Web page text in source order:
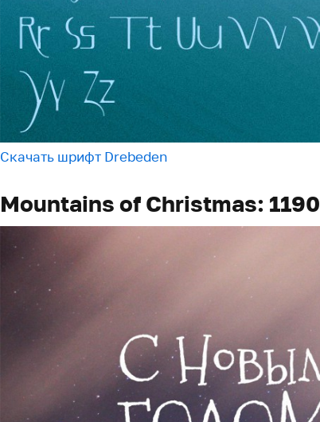
Скачать шрифт Drebeden
Mountains of Christmas: 1190